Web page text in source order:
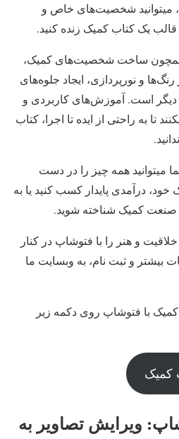
میتوانید شخصیت‌های خاص و
یک کتاب کمیک زنده کنید.
ساخت شخصیت‌های کمیک،
و نورپردازی، ایجاد جلوه‌های
دیگر است. آموزش‌های کاربردی و
تا به راحتی از ایده تا اجرا، کتاب
میتوانید همه چیز را در دست
درآمدی پایدار کسب کنید یا به
کمیک شناخته شوید.
و هنر را با فتوشاپ در کنار
بیشتر و ثبت نام، به وبسایت ما
با فتوشاپ روی دکمه زیر
کمیک
ویرایش تصاویر به